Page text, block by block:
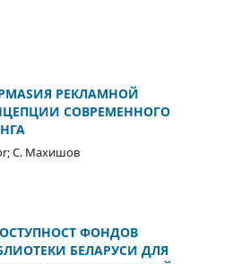
РЕКЛАМНОЙ
СОВРЕМЕННОГО
С. Махишов
ФОНДОВ
БЕЛАРУСИ ДЛЯ